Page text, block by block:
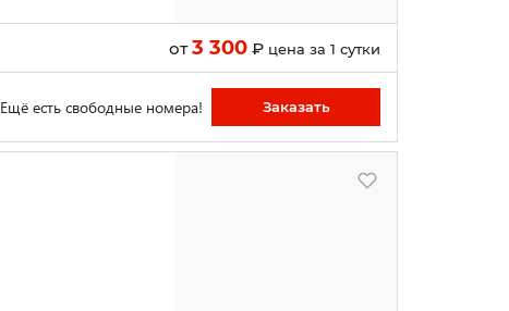
от3 300₽ цена за 1 сутки
Ещё есть свободные номера! Заказать